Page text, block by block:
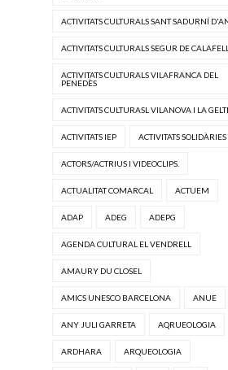
ACTIVITATS CULTURALS SANT SADURNÍ
ACTIVITATS CULTURALS SEGUR DE CALAFELL
ACTIVITATS CULTURALS VILAFRANCA DEL
PENEDÈS
ACTIVITATS CULTURASL VILANOVA I LA
ACTIVITATS IEP ACTIVITATS SOLIDÀRIES
ACTORS/ACTRIUS I VIDEOCLIPS.
ACTUALITAT COMARCAL ACTUEM
ADAP ADEG ADEPG
AGENDA CULTURAL EL VENDRELL
AMAURY DU CLOSEL
AMICS UNESCO BARCELONA ANUE
ANY JULI GARRETA AQRUEOLOGIA
ARDHARA ARQUEOLOGIA